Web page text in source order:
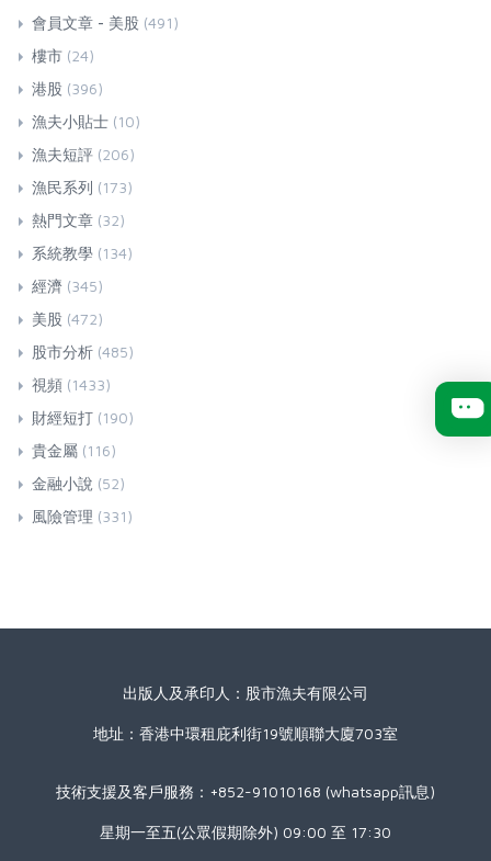
會員文章 - 美股 (491)
樓市 (24)
港股 (396)
漁夫小貼士 (10)
漁夫短評 (206)
漁民系列 (173)
熱門文章 (32)
系統教學 (134)
經濟 (345)
美股 (472)
股市分析 (485)
視頻 (1433)
財經短打 (190)
貴金屬 (116)
金融小說 (52)
風險管理 (331)
出版人及承印人：股市漁夫有限公司
地址：香港中環租庇利街19號順聯大廈703室
技術支援及客戶服務：+852-91010168 (whatsapp訊息)
星期一至五(公眾假期除外) 09:00 至 17:30